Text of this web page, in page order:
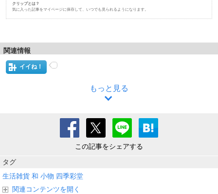
クリップとは？
気に入った記事をマイページに保存して、いつでも見られるようになります。
関連情報
イイね！
もっと見る
この記事をシェアする
タグ
生活雑貨 和 小物 四季彩堂
関連コンテンツを開く